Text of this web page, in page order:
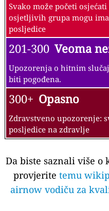
Svako može početi
osjetljivih grupa mogu
posljedice
201-300 Veoma
Upozorenja o hitnim
biti pogođena.
300+ Opasno
Zdravstveno upozorenje:
posljedice na zdravlje
Da biste saznali više
provjerite temu
airnow vodiču za